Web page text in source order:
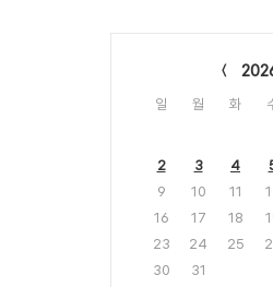
일 월 화
2
3 4
9
10 11
16
17 18
23
24 25
30
31